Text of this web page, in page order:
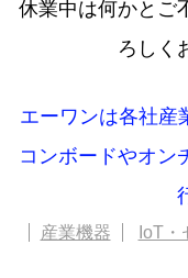
休業中は何かとご
ろしく
エーワンは各社産
コンボードやオン
産業機器 IoT・